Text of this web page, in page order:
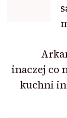
wpisu
inaczej co
kuchni